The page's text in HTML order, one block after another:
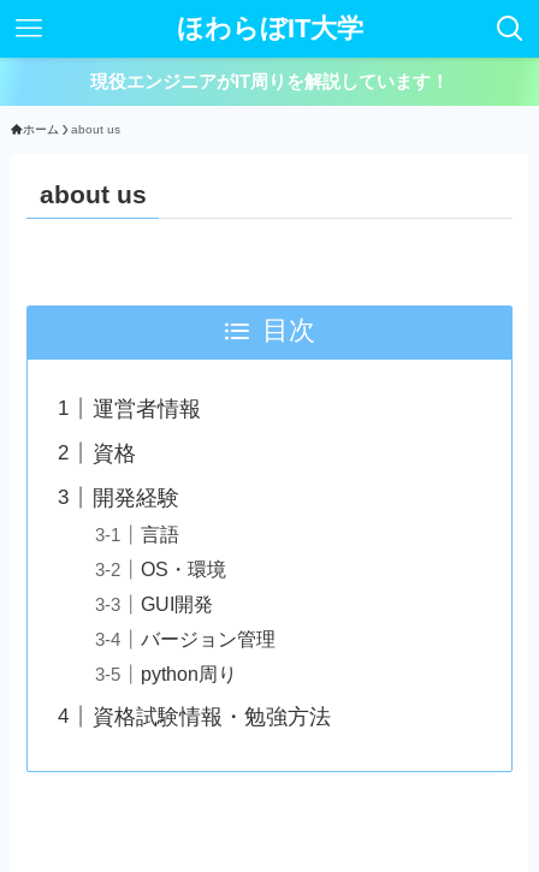
ほわらぼIT大学
現役エンジニアがIT周りを解説しています！
ホーム about us
about us
目次
運営者情報
資格
開発経験
言語
OS・環境
GUI開発
バージョン管理
python周り
資格試験情報・勉強方法